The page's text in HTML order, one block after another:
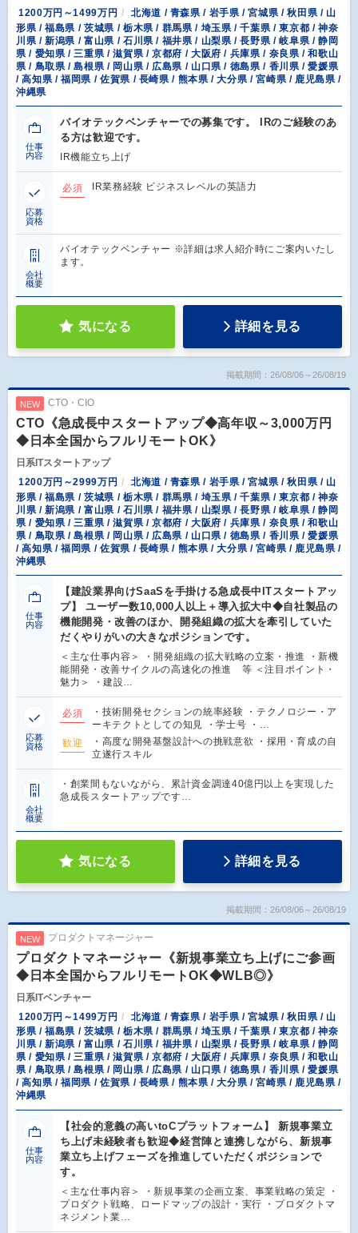
1200万円～1499万円
北海道 / 青森県 / 岩手県 / 宮城県 / 秋田県 / 山
形県 / 福島県 / 茨城県 / 栃木県 / 群馬県 / 埼玉県 / 千葉県 / 東京都 / 神奈
川県 / 新潟県 / 富山県 / 石川県 / 福井県 / 山梨県 / 長野県 / 岐阜県 / 静岡
県 / 愛知県 / 三重県 / 滋賀県 / 京都府 / 大阪府 / 兵庫県 / 奈良県 / 和歌山
県 / 鳥取県 / 島根県 / 岡山県 / 広島県 / 山口県 / 徳島県 / 香川県 / 愛媛県
/ 高知県 / 福岡県 / 佐賀県 / 長崎県 / 熊本県 / 大分県 / 宮崎県 / 鹿児島県 /
沖縄県
仕事
内容
バイオテックベンチャーでの募集です。 IRのご経験のあ
る方は歓迎です。
IR機能立ち上げ
応募
資格
必須 IR業務経験 ビジネスレベルの英語力
会社
概要
バイオテックベンチャー ※詳細は求人紹介時にご案内いたし
ます。
気になる 詳細を見る
掲載期間：26/08/06～26/08/19
NEW CTO・CIO
CTO《急成長中スタートアップ◆高年収～3,000万円
◆日本全国からフルリモートOK》
日系ITスタートアップ
1200万円～2999万円
北海道 / 青森県 / 岩手県 / 宮城県 / 秋田県 / 山
形県 / 福島県 / 茨城県 / 栃木県 / 群馬県 / 埼玉県 / 千葉県 / 東京都 / 神奈
川県 / 新潟県 / 富山県 / 石川県 / 福井県 / 山梨県 / 長野県 / 岐阜県 / 静岡
県 / 愛知県 / 三重県 / 滋賀県 / 京都府 / 大阪府 / 兵庫県 / 奈良県 / 和歌山
県 / 鳥取県 / 島根県 / 岡山県 / 広島県 / 山口県 / 徳島県 / 香川県 / 愛媛県
/ 高知県 / 福岡県 / 佐賀県 / 長崎県 / 熊本県 / 大分県 / 宮崎県 / 鹿児島県 /
沖縄県
仕事
内容
【建設業界向けSaaSを手掛ける急成長中ITスタートアッ
プ】 ユーザー数10,000人以上＋導入拡大中◆自社製品の
機能開発・改善のほか、開発組織の拡大を牽引していた
だくやりがいの大きなポジションです。
＜主な仕事内容＞ ・開発組織の拡大戦略の立案・推進 ・新機
能開発・改善サイクルの高速化の推進 等 ＜注目ポイント・
魅力＞ ・建設…
応募
資格
必須
・技術開発セクションの統率経験 ・テクノロジー・ア
ーキテクトとしての知見 ・学士号 ・…
歓迎
・高度な開発基盤設計への挑戦意欲 ・採用・育成の自
立遂行スキル
会社
概要
・創業間もないながら、累計資金調達40億円以上を実現した
急成長スタートアップです…
気になる 詳細を見る
掲載期間：26/08/06～26/08/19
NEW プロダクトマネージャー
プロダクトマネージャー《新規事業立ち上げにご参画
◆日本全国からフルリモートOK◆WLB◎》
日系ITベンチャー
1200万円～1499万円
北海道 / 青森県 / 岩手県 / 宮城県 / 秋田県 / 山
形県 / 福島県 / 茨城県 / 栃木県 / 群馬県 / 埼玉県 / 千葉県 / 東京都 / 神奈
川県 / 新潟県 / 富山県 / 石川県 / 福井県 / 山梨県 / 長野県 / 岐阜県 / 静岡
県 / 愛知県 / 三重県 / 滋賀県 / 京都府 / 大阪府 / 兵庫県 / 奈良県 / 和歌山
県 / 鳥取県 / 島根県 / 岡山県 / 広島県 / 山口県 / 徳島県 / 香川県 / 愛媛県
/ 高知県 / 福岡県 / 佐賀県 / 長崎県 / 熊本県 / 大分県 / 宮崎県 / 鹿児島県 /
沖縄県
仕事
内容
【社会的意義の高いtoCプラットフォーム】 新規事業立
ち上げ未経験者も歓迎◆経営陣と連携しながら、新規事
業立ち上げフェーズを推進していただくポジションで
す。
＜主な仕事内容＞ ・新規事業の企画立案、事業戦略の策定 ・
プロダクト戦略、ロードマップの設計・実行 ・プロダクトマ
ネジメント業…